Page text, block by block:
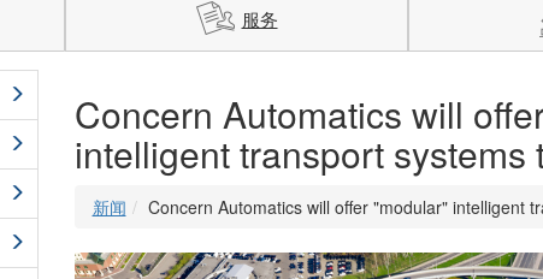
服务
Concern Automatics will
intelligent transport systems
新闻 Concern Automatics will offer "modular" intelligent